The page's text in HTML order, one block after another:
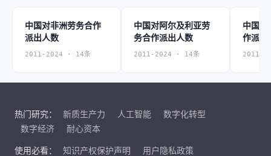
中国对非洲劳务合作
派出人数
2011-2024 · 14条
中国对阿尔及利亚劳
务合作派出人数
2011-2024 · 14条
中国对
作派出
2011-
热门研究： 新质生产力 人工智能
数字化转型
数字经济
耐心资本
使用必看： 知识产权保护声明
用户隐私政策